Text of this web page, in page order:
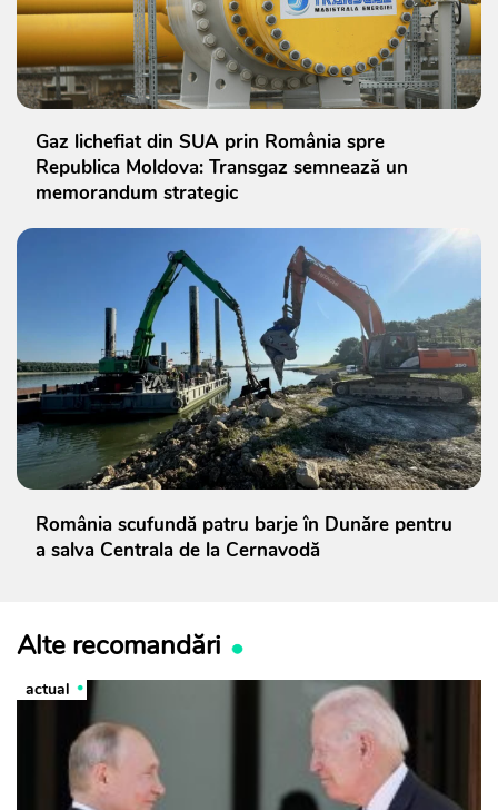
Gaz lichefiat din SUA prin România spre
Republica Moldova: Transgaz semnează un
memorandum strategic
România scufundă patru barje în Dunăre pentru
a salva Centrala de la Cernavodă
Alte recomandări
actual